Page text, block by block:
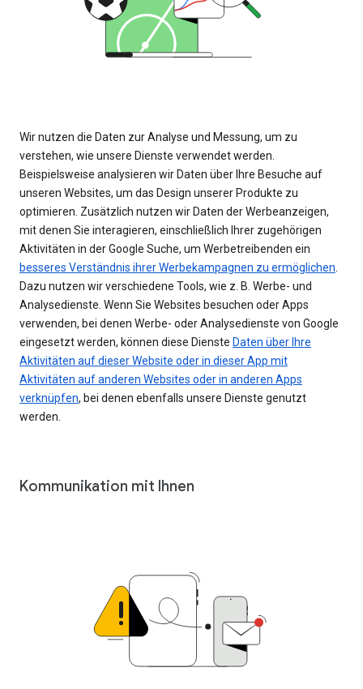
Wir nutzen die Daten zur Analyse und Messung, um zu
verstehen, wie unsere Dienste verwendet werden.
Beispielsweise analysieren wir Daten über Ihre Besuche auf
unseren Websites, um das Design unserer Produkte zu
optimieren. Zusätzlich nutzen wir Daten der Werbeanzeigen,
mit denen Sie interagieren, einschließlich Ihrer zugehörigen
Aktivitäten in der Google Suche, um Werbetreibenden ein
besseres Verständnis ihrer Werbekampagnen zu ermöglichen.
Dazu nutzen wir verschiedene Tools, wie z. B. Werbe- und
Analysedienste. Wenn Sie Websites besuchen oder Apps
verwenden, bei denen Werbe- oder Analysedienste von Google
eingesetzt werden, können diese Dienste Daten über Ihre
Aktivitäten auf dieser Website oder in dieser App mit
Aktivitäten auf anderen Websites oder in anderen Apps
verknüpfen, bei denen ebenfalls unsere Dienste genutzt
werden.
Kommunikation mit Ihnen